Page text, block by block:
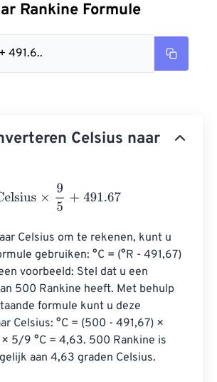
Rankine Formule
491.6..
Celsius naar
× 9 491.67
Celsius om te rekenen, kunt u
gebruiken: °C = (°R - 491,67)
voorbeeld: Stel dat u een
500 Rankine heeft. Met behulp
formule kunt u deze
Celsius: °C = (500 - 491,67) ×
5/9 °C = 4,63. 500 Rankine is
aan 4,63 graden Celsius.